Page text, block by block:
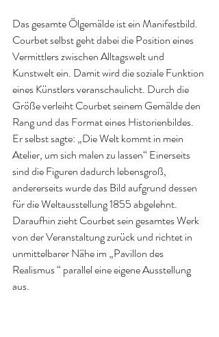
Das gesamte Ölgemälde ist ein Manifestbild.
Courbet selbst geht dabei die Position eines
Vermittlers zwischen Alltagswelt und
Kunstwelt ein. Damit wird die soziale Funktion
eines Künstlers veranschaulicht. Durch die
Größe verleiht Courbet seinem Gemälde den
Rang und das Format eines Historienbildes.
Er selbst sagte: „Die Welt kommt in mein
Atelier, um sich malen zu lassen“ Einerseits
sind die Figuren dadurch lebensgroß,
andererseits wurde das Bild aufgrund dessen
für die Weltausstellung 1855 abgelehnt.
Daraufhin zieht Courbet sein gesamtes Werk
von der Veranstaltung zurück und richtet in
unmittelbarer Nähe im „Pavillon des
Realismus “ parallel eine eigene Ausstellung
aus.